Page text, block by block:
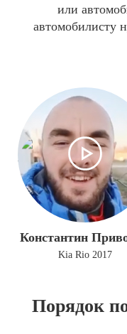
или
автомобилисту
Константин
Kia Rio 2017
Порядок